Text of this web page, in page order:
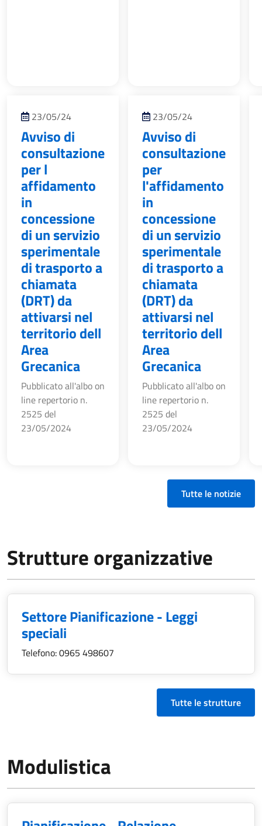
23/05/24
Avviso di
consultazione
per l
affidamento
in
concessione
di un servizio
sperimentale
di trasporto a
chiamata
(DRT) da
attivarsi nel
territorio dell
Area
Grecanica
Pubblicato all'albo on
line repertorio n.
2525 del
23/05/2024
23/05/24
Avviso di
consultazione
per
l'affidamento
in
concessione
di un servizio
sperimentale
di trasporto a
chiamata
(DRT) da
attivarsi nel
territorio dell
Area
Grecanica
Pubblicato all'albo on
line repertorio n.
2525 del
23/05/2024
Tutte le notizie
Strutture organizzative
Settore Pianificazione - Leggi
speciali
Telefono:0965 498607
Tutte le strutture
Modulistica